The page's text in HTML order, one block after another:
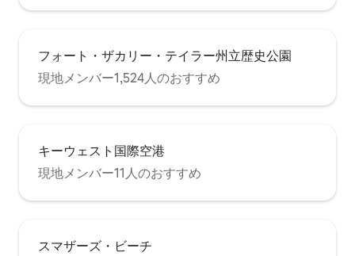
フォート・ザカリー・テイラー州立歴史公園
現地メンバー1,524人のおすすめ
キーウェスト国際空港
現地メンバー11人のおすすめ
スマザーズ・ビーチ